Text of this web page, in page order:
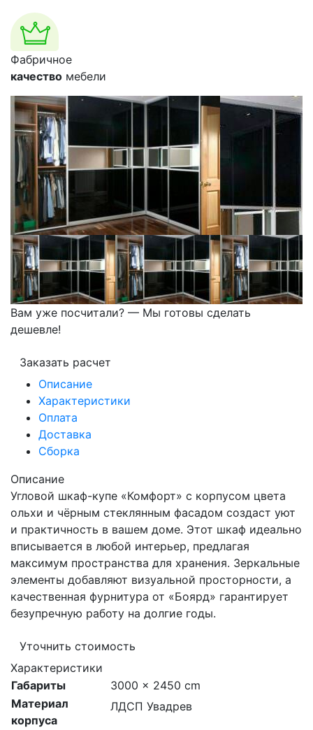
Фабричное
качество мебели
Вам уже посчитали? — Мы готовы сделать
дешевле!
Заказать расчет
Описание
Характеристики
Оплата
Доставка
Сборка
Описание
Угловой шкаф-купе «Комфорт» с корпусом цвета
ольхи и чёрным стеклянным фасадом создаст уют
и практичность в вашем доме. Этот шкаф идеально
вписывается в любой интерьер, предлагая
максимум пространства для хранения. Зеркальные
элементы добавляют визуальной просторности, а
качественная фурнитура от «Боярд» гарантирует
безупречную работу на долгие годы.
Уточнить стоимость
Характеристики
Габариты
3000 × 2450 cm
Материал
корпуса
ЛДСП Увадрев